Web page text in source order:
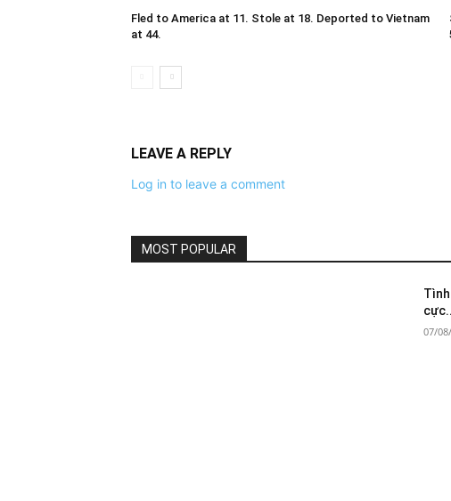
Fled to America at 11. Stole at 18. Deported to Vietnam
at 44.
LEAVE A REPLY
Log in to leave a comment
MOST POPULAR
07/